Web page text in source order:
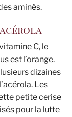
aminés.
C, le
est l’orange.
dizaines
Les
petite cerise
pour la lutte